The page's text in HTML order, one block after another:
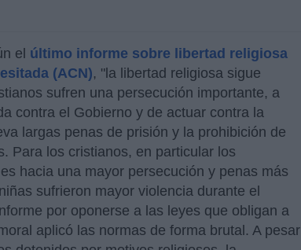
el último informe sobre libertad religiosa
(ACN), "la libertad religiosa sigue
sufren una persecución importante, a
contra el Gobierno y de actuar contra la
largas penas de prisión y la prohibición de
Para los cristianos, en particular los
hacia una mayor persecución y penas más
sufrieron mayor violencia durante el
por oponerse a las leyes que obligan a
aplicó las normas de forma brutal. A pesar